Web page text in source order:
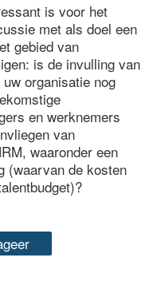
is voor het
met als doel een
gebied van
is de invulling van
organisatie nog
en werknemers
van
waaronder een
(waarvan de kosten